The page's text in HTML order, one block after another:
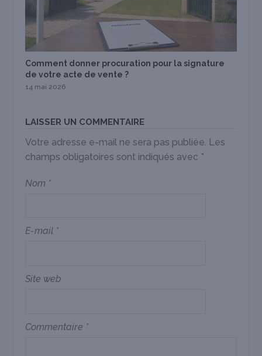
Comment donner procuration pour la signature
de votre acte de vente ?
14 mai 2026
LAISSER UN COMMENTAIRE
Votre adresse e-mail ne sera pas publiée. Les
champs obligatoires sont indiqués avec *
Nom *
E-mail *
Site web
Commentaire *